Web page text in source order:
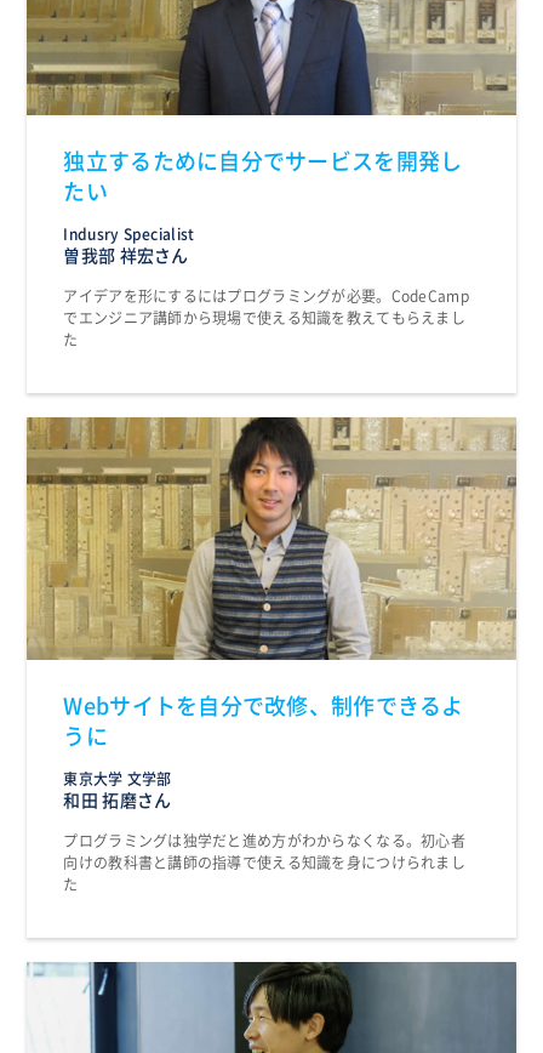
独立するために自分でサービスを開発し
たい
Indusry Specialist
曽我部 祥宏さん
アイデアを形にするにはプログラミングが必要。CodeCamp
でエンジニア講師から現場で使える知識を教えてもらえまし
た
Webサイトを自分で改修、制作できるよ
うに
東京大学 文学部
和田 拓磨さん
プログラミングは独学だと進め方がわからなくなる。初心者
向けの教科書と講師の指導で使える知識を身につけられまし
た